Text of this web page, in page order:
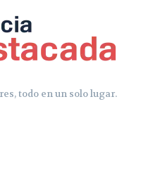
todo en un solo lugar.